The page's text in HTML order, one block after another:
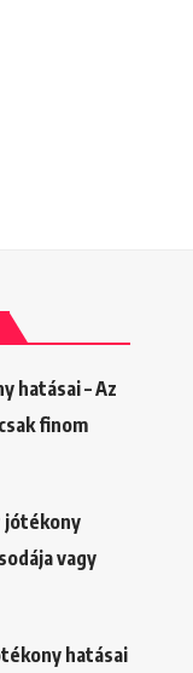
hatásai – Az
finom
jótékony
vagy
hatásai